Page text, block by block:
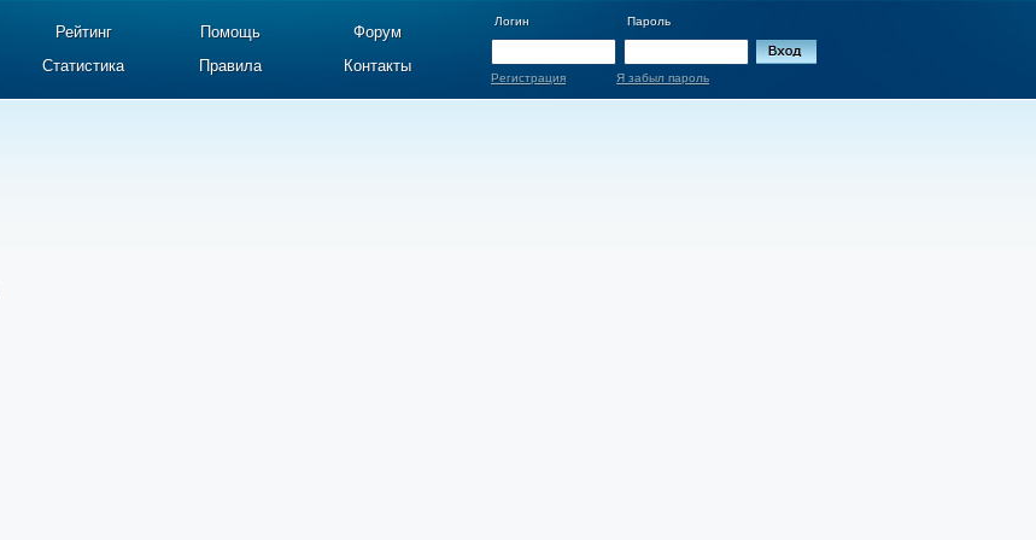
Рейтинг Помощь
Форум
Статистика Правила Контакты
Логин Пароль
Регистрация Я забыл пароль